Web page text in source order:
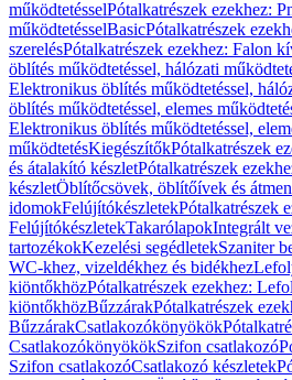
működtetésselPótalkatrészek ezekhez:
működtetésselBasicPótalkatrészek
szerelésPótalkatrészek ezekhez: Falon
öblítés működtetéssel, hálózati
Elektronikus öblítés működtetéssel,
öblítés működtetéssel, elemes
Elektronikus öblítés működtetéssel,
működtetésKiegészítőkPótalkatrészek
és átalakító készletPótalkatrészek
készletÖblítőcsövek, öblítőívek és
idomokFelújítókészletekPótalkatrészek
FelújítókészletekTakarólapokIntegrált
tartozékokKezelési segédletekSzaniter
WC-khez, vizeldékhez és bidékhez
kiöntőkhözPótalkatrészek ezekhez:
kiöntőkhözBűzzárakPótalkatrészek
BűzzárakCsatlakozókönyökök
CsatlakozókönyökökSzifon csatlakozó
Szifon csatlakozóCsatlakozó készletek